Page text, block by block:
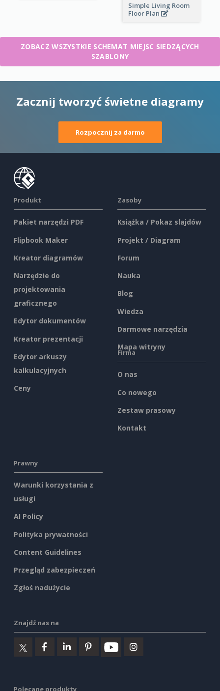
Simple Living Room
Floor Plan
ZOBACZ WSZYSTKIE SCHEMAT MIEJSC SIEDZĄCYCH
SZABLONY
Zacznij tworzyć świetne diagramy
Rozpocznij za darmo
Produkt
Pakiet narzędzi PDF
Flipbook Maker
Kreator diagramów
Narzędzie do
projektowania
graficznego
Edytor dokumentów
Kreator prezentacji
Edytor arkuszy
kalkulacyjnych
Ceny
Zasoby
Książka / Pokaz slajdów
Projekt / Diagram
Forum
Nauka
Blog
Wiedza
Darmowe narzędzia
Mapa witryny
Firma
O nas
Co nowego
Zestaw prasowy
Kontakt
Prawny
Warunki korzystania z
usługi
AI Policy
Polityka prywatności
Content Guidelines
Przegląd zabezpieczeń
Zgłoś nadużycie
Znajdź nas na
Polecane produkty